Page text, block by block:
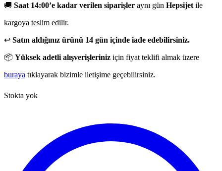
🚚 Saat 14:00’e kadar verilen siparişler aynı gün Hepsijet ile
kargoya teslim edilir.
↩️ Satın aldığınız ürünü 14 gün içinde iade edebilirsiniz.
📦 Yüksek adetli alışverişleriniz için fiyat teklifi almak üzere
buraya tıklayarak bizimle iletişime geçebilirsiniz.
Stokta yok